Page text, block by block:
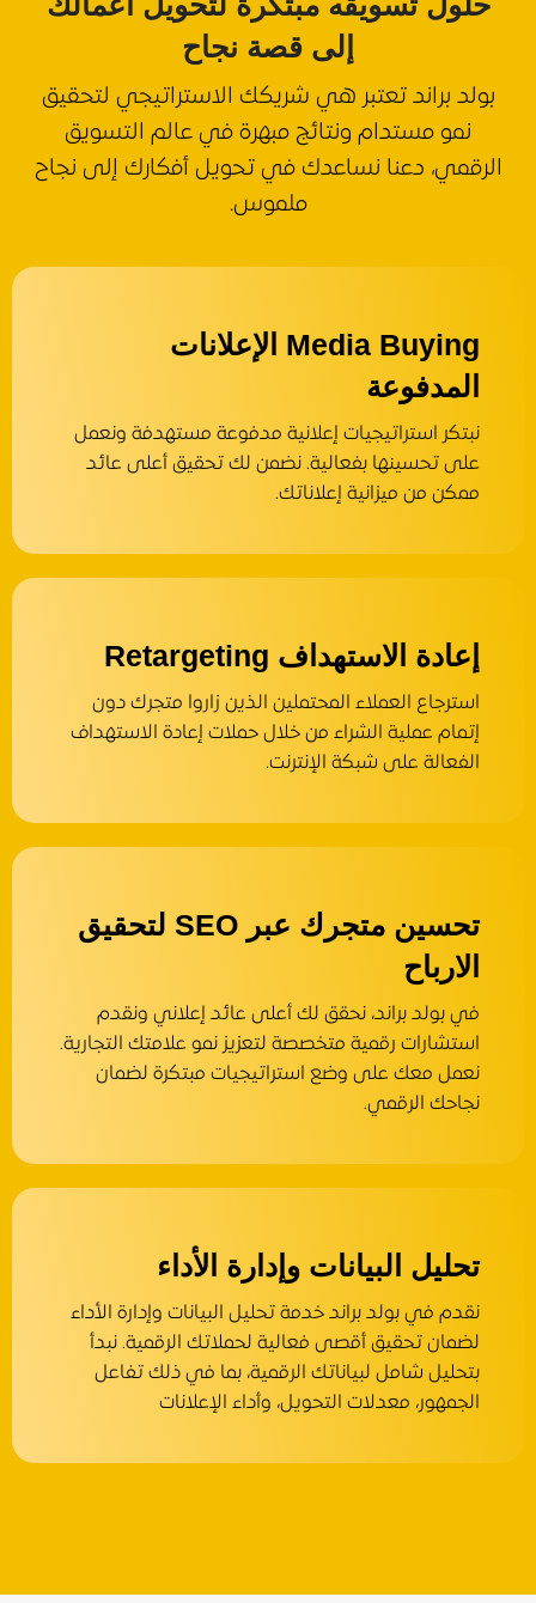
إلى قصة نجاح
بولد براند تعتبر هي شريكك الاستراتيجي لتحقيق
نمو مستدام ونتائج مبهرة في عالم التسويق
الرقمي، دعنا نساعدك في تحويل أفكارك إلى نجاح
ملموس.
Media Buying الإعلانات
المدفوعة
نبتكر استراتيجيات إعلانية مدفوعة مستهدفة ونعمل
على تحسينها بفعالية. نضمن لك تحقيق أعلى عائد
ممكن من ميزانية إعلاناتك.
إعادة الاستهداف Retargeting
استرجاع العملاء المحتملين الذين زاروا متجرك دون
إتمام عملية الشراء من خلال حملات إعادة الاستهداف
الفعالة على شبكة الإنترنت.
تحسين متجرك عبر SEO لتحقيق
الارباح
في بولد براند، نحقق لك أعلى عائد إعلاني ونقدم
استشارات رقمية متخصصة لتعزيز نمو علامتك التجارية.
نعمل معك على وضع استراتيجيات مبتكرة لضمان
نجاحك الرقمي.
تحليل البيانات وإدارة الأداء
نقدم في بولد براند خدمة تحليل البيانات وإدارة الأداء
لضمان تحقيق أقصى فعالية لحملاتك الرقمية. نبدأ
بتحليل شامل لبياناتك الرقمية، بما في ذلك تفاعل
الجمهور، معدلات التحويل، وأداء الإعلانات